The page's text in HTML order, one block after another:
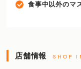
食事中以外のマ
店舗情報 SHOP